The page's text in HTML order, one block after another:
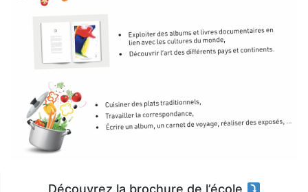
Découvrez la brochure de l’école